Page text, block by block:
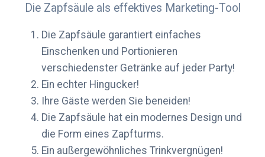
Die Zapfsäule als effektives Marketing-Tool
Die Zapfsäule garantiert einfaches
Einschenken und Portionieren
verschiedenster Getränke auf jeder Party!
Ein echter Hingucker!
Ihre Gäste werden Sie beneiden!
Die Zapfsäule hat ein modernes Design und
die Form eines Zapfturms.
Ein außergewöhnliches Trinkvergnügen!